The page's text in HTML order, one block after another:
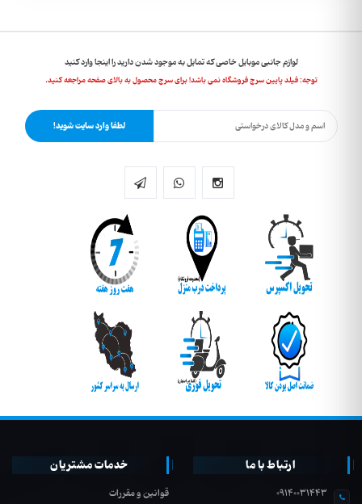
لوازم جانبی موبایل خاصی که تمایل به موجود شدن دارید را اینجا وارد کنید
توجه: فیلد پایین سرچ فروشگاه نمی باشد! برای سرچ محصول به بالای صفحه مراجعه کنید.
لطفا وارد سایت شوید!
ارتباط با ما
09140031443
خدمات مشتریان
قوانین و مقررات